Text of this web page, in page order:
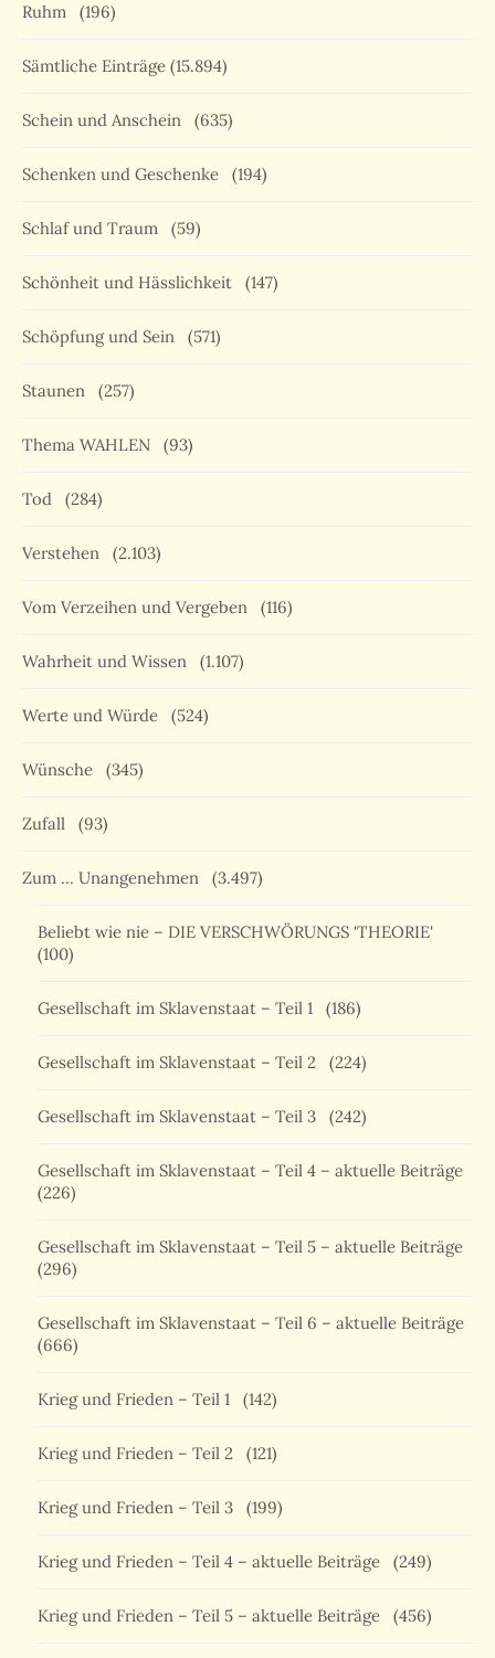
Ruhm (196)
Sämtliche Einträge (15.894)
Schein und Anschein (635)
Schenken und Geschenke (194)
Schlaf und Traum (59)
Schönheit und Hässlichkeit (147)
Schöpfung und Sein (571)
Staunen (257)
Thema WAHLEN (93)
Tod (284)
Verstehen (2.103)
Vom Verzeihen und Vergeben (116)
Wahrheit und Wissen (1.107)
Werte und Würde (524)
Wünsche (345)
Zufall (93)
Zum … Unangenehmen (3.497)
Beliebt wie nie – DIE VERSCHWÖRUNGS 'THEORIE'
(100)
Gesellschaft im Sklavenstaat – Teil 1 (186)
Gesellschaft im Sklavenstaat – Teil 2 (224)
Gesellschaft im Sklavenstaat – Teil 3 (242)
Gesellschaft im Sklavenstaat – Teil 4 – aktuelle Beiträge
(226)
Gesellschaft im Sklavenstaat – Teil 5 – aktuelle Beiträge
(296)
Gesellschaft im Sklavenstaat – Teil 6 – aktuelle Beiträge
(666)
Krieg und Frieden – Teil 1 (142)
Krieg und Frieden – Teil 2 (121)
Krieg und Frieden – Teil 3 (199)
Krieg und Frieden – Teil 4 – aktuelle Beiträge (249)
Krieg und Frieden – Teil 5 – aktuelle Beiträge (456)